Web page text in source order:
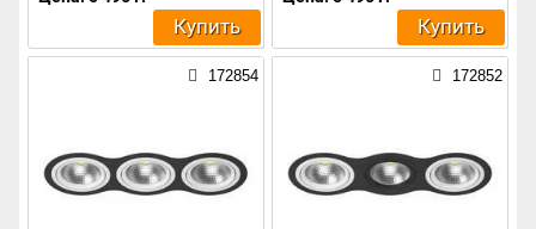
Купить Купить
172854 172852